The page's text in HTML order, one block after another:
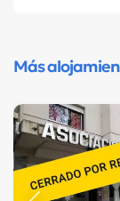
Más